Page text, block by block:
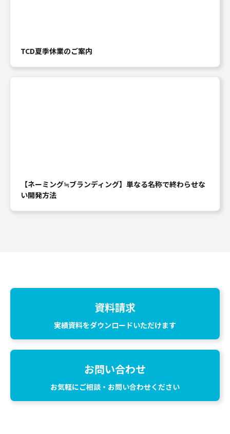
TCD夏季休業のご案内
【ネーミング≒ブランディング】単なる名称で終わらせな
い開発方法
資料請求
実績資料をダウンロードいただけます
お問い合わせ
お気軽にご相談・お問い合わせください